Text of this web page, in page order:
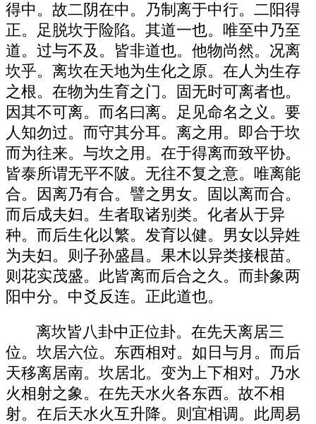
得中。故二阴在中。乃制离于中行。二阳得
正。足脱坎于险陷。其道一也。唯至中乃至
道。过与不及。皆非道也。他物尚然。况离
坎乎。离坎在天地为生化之原。在人为生存
之根。在物为生育之门。固无时可离者也。
因其不可离。而名曰离。足见命名之义。要
人知勿过。而守其分耳。离之用。即合于坎
而为往来。与坎之用。在于得离而致平协。
皆泰所谓无平不陂。无往不复之意。唯离能
合。因离乃有合。譬之男女。固以离而合。
而后成夫妇。生者取诸别类。化者从于异
种。而后生化以繁。发育以健。男女以异姓
为夫妇。则子孙盛昌。果木以异类接根苗。
则花实茂盛。此皆离而后合之久。而卦象两
阳中分。中爻反连。正此道也。
离坎皆八卦中正位卦。在先天离居三
位。坎居六位。东西相对。如日与月。而后
天移离居南。坎居北。变为上下相对。乃水
火相射之象。在先天水火各东西。故不相
射。在后天水火互升降。则宜相调。此周易